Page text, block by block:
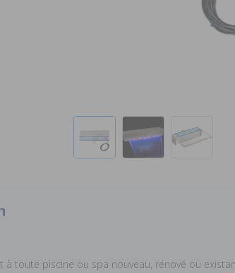
à toute piscine ou spa nouveau, rénové ou